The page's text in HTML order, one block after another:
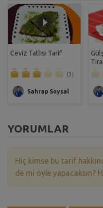
Ceviz Tatlısı Tarif
(3)
Sahrap Soysal
YORUMLAR
Hiç kimse bu tarif
de mi öyle yapacaksın?